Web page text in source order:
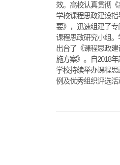
效。高校认真贯彻《
学校课程思政建设指
要》，迅速组建了专
课程思政研究小组。
出台了《课程思政建
施方案》。自2018年
学校持续举办课程思
例及优秀组织评选活